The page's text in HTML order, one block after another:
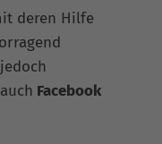
deren Hilfe
Facebook